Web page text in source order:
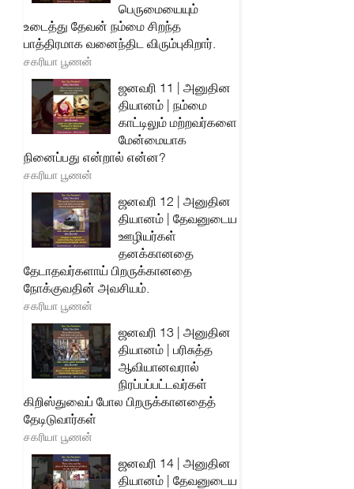
பெருமையையும்
உடைத்து தேவன் நம்மை சிறந்த
பாத்திரமாக வனைந்திட விரும்புகிறார்.
சகரியா பூணன்
ஜனவரி 11 | அனுதின
தியானம் | நம்மை
காட்டிலும் மற்றவர்களை
மேன்மையாக
நினைப்பது என்றால் என்ன?
சகரியா பூணன்
ஜனவரி 12 | அனுதின
தியானம் | தேவனுடைய
ஊழியர்கள்
தனக்கானதை
தேடாதவர்களாய் பிறருக்கானதை
நோக்குவதின் அவசியம்.
சகரியா பூணன்
ஜனவரி 13 | அனுதின
தியானம் | பரிசுத்த
ஆவியானவரால்
நிரப்பப்பட்டவர்கள்
கிறிஸ்துவைப் போல பிறருக்கானதைத்
தேடிடுவார்கள்
சகரியா பூணன்
ஜனவரி 14 | அனுதின
தியானம் | தேவனுடைய